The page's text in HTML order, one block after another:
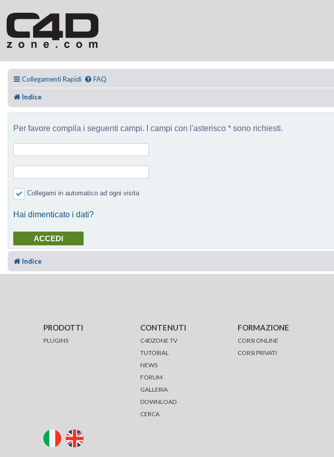
Collegamenti Rapidi FAQ
Indice
Per favore compila i seguenti campi. I campi con l'asterisco * sono richiesti.
Collegami in automatico ad ogni visita
Hai dimenticato i dati?
Indice
PRODOTTI
PLUGINS
CONTENUTI
C4DZONE TV
TUTORIAL
NEWS
FORUM
GALLERIA
DOWNLOAD
CERCA
FORMAZIONE
CORSI ONLINE
CORSI PRIVATI